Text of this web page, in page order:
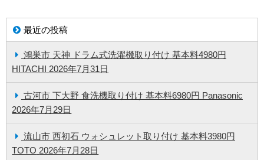
最近の投稿
鴻巣市 天神 ドラム式洗濯機取り付け 基本料4980円
HITACHI 2026年7月31日
古河市 下大野 食洗機取り付け 基本料6980円 Panasonic
2026年7月29日
流山市 西初石 ウォシュレット取り付け 基本料3980円
TOTO 2026年7月28日